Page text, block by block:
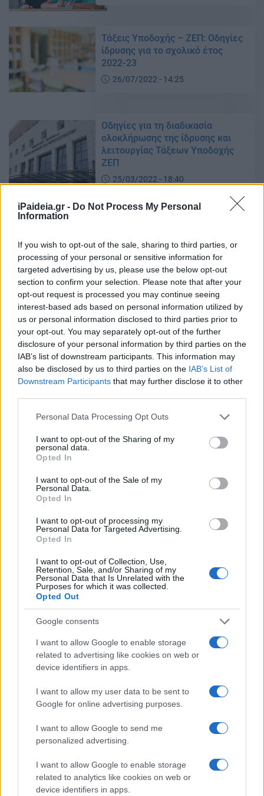
iPaideia.gr - Do Not Process My Personal
Information
If you wish to opt-out of the sale, sharing to third parties, or
processing of your personal or sensitive information for
targeted advertising by us, please use the below opt-out
section to confirm your selection. Please note that after your
opt-out request is processed you may continue seeing
interest-based ads based on personal information utilized by
us or personal information disclosed to third parties prior to
your opt-out. You may separately opt-out of the further
disclosure of your personal information by third parties on the
IAB’s list of downstream participants. This information may
also be disclosed by us to third parties on the IAB’s List of
Downstream Participants that may further disclose it to other
Please note that this website/app uses one or more Google
not limited to your visit or usage behaviour. You may click to
grant or deny consent to Google and its third-party tags to
use your data for below specified purposes in below Google
consent section.
Personal Data Processing Opt Outs
I want to opt-out of the Sharing of my
personal data.
Opted In
I want to opt-out of the Sale of my
Personal Data.
Opted In
I want to opt-out of processing my
Personal Data for Targeted Advertising.
Opted In
I want to opt-out of Collection, Use,
Retention, Sale, and/or Sharing of my
Personal Data that Is Unrelated with the
Purposes for which it was collected.
Opted Out
Google consents
I want to allow Google to enable storage
related to advertising like cookies on web or
device identifiers in apps.
I want to allow my user data to be sent to
Google for online advertising purposes.
I want to allow Google to send me
personalized advertising.
I want to allow Google to enable storage
related to analytics like cookies on web or
device identifiers in apps.
Τάξεις Υποδοχής – ΖΕΠ: Oδηγίες
ίδρυσης για το σχολικό έτος
2022-23
26/07/2022 - 14:25
Οδηγίες για τη διαδικασία
ολοκλήρωσης της ίδρυσης και
λειτουργίας Τάξεων Υποδοχής
ΖΕΠ
25/03/2022 - 18:40
10/11/2021 - 16:16
Τάξεις υποδοχής: Μέχρι πότε η
προθεσμία για την ίδρυσή τους
στα σχολεία
20/09/2021 - 19:52
Προσλήψεις αναπληρωτών 2021
– Τάξεις Υποδοχής: Κατανομή και
ιδρύσεις
Υπουργείο παιδείας: Ίδρυση και
λειτουργία Τάξεων Υποδοχής
30/08/2021 - 17:32
Προσλήψεις αναπληρωτών 2021:
Πού έφτασε ο πίνακας
Προσλήψεις αναπληρωτών: Τι
ώρα θα ανακοινωθούν – Πώς θα
ενημερωθούν οι προσληφθέντες
26/08/2021 - 13:49
Προσλήψεις αναπληρωτών: Πότε
παράλληλη, τρίμηνα και ΖΕΠ
25/08/2021 - 17:29